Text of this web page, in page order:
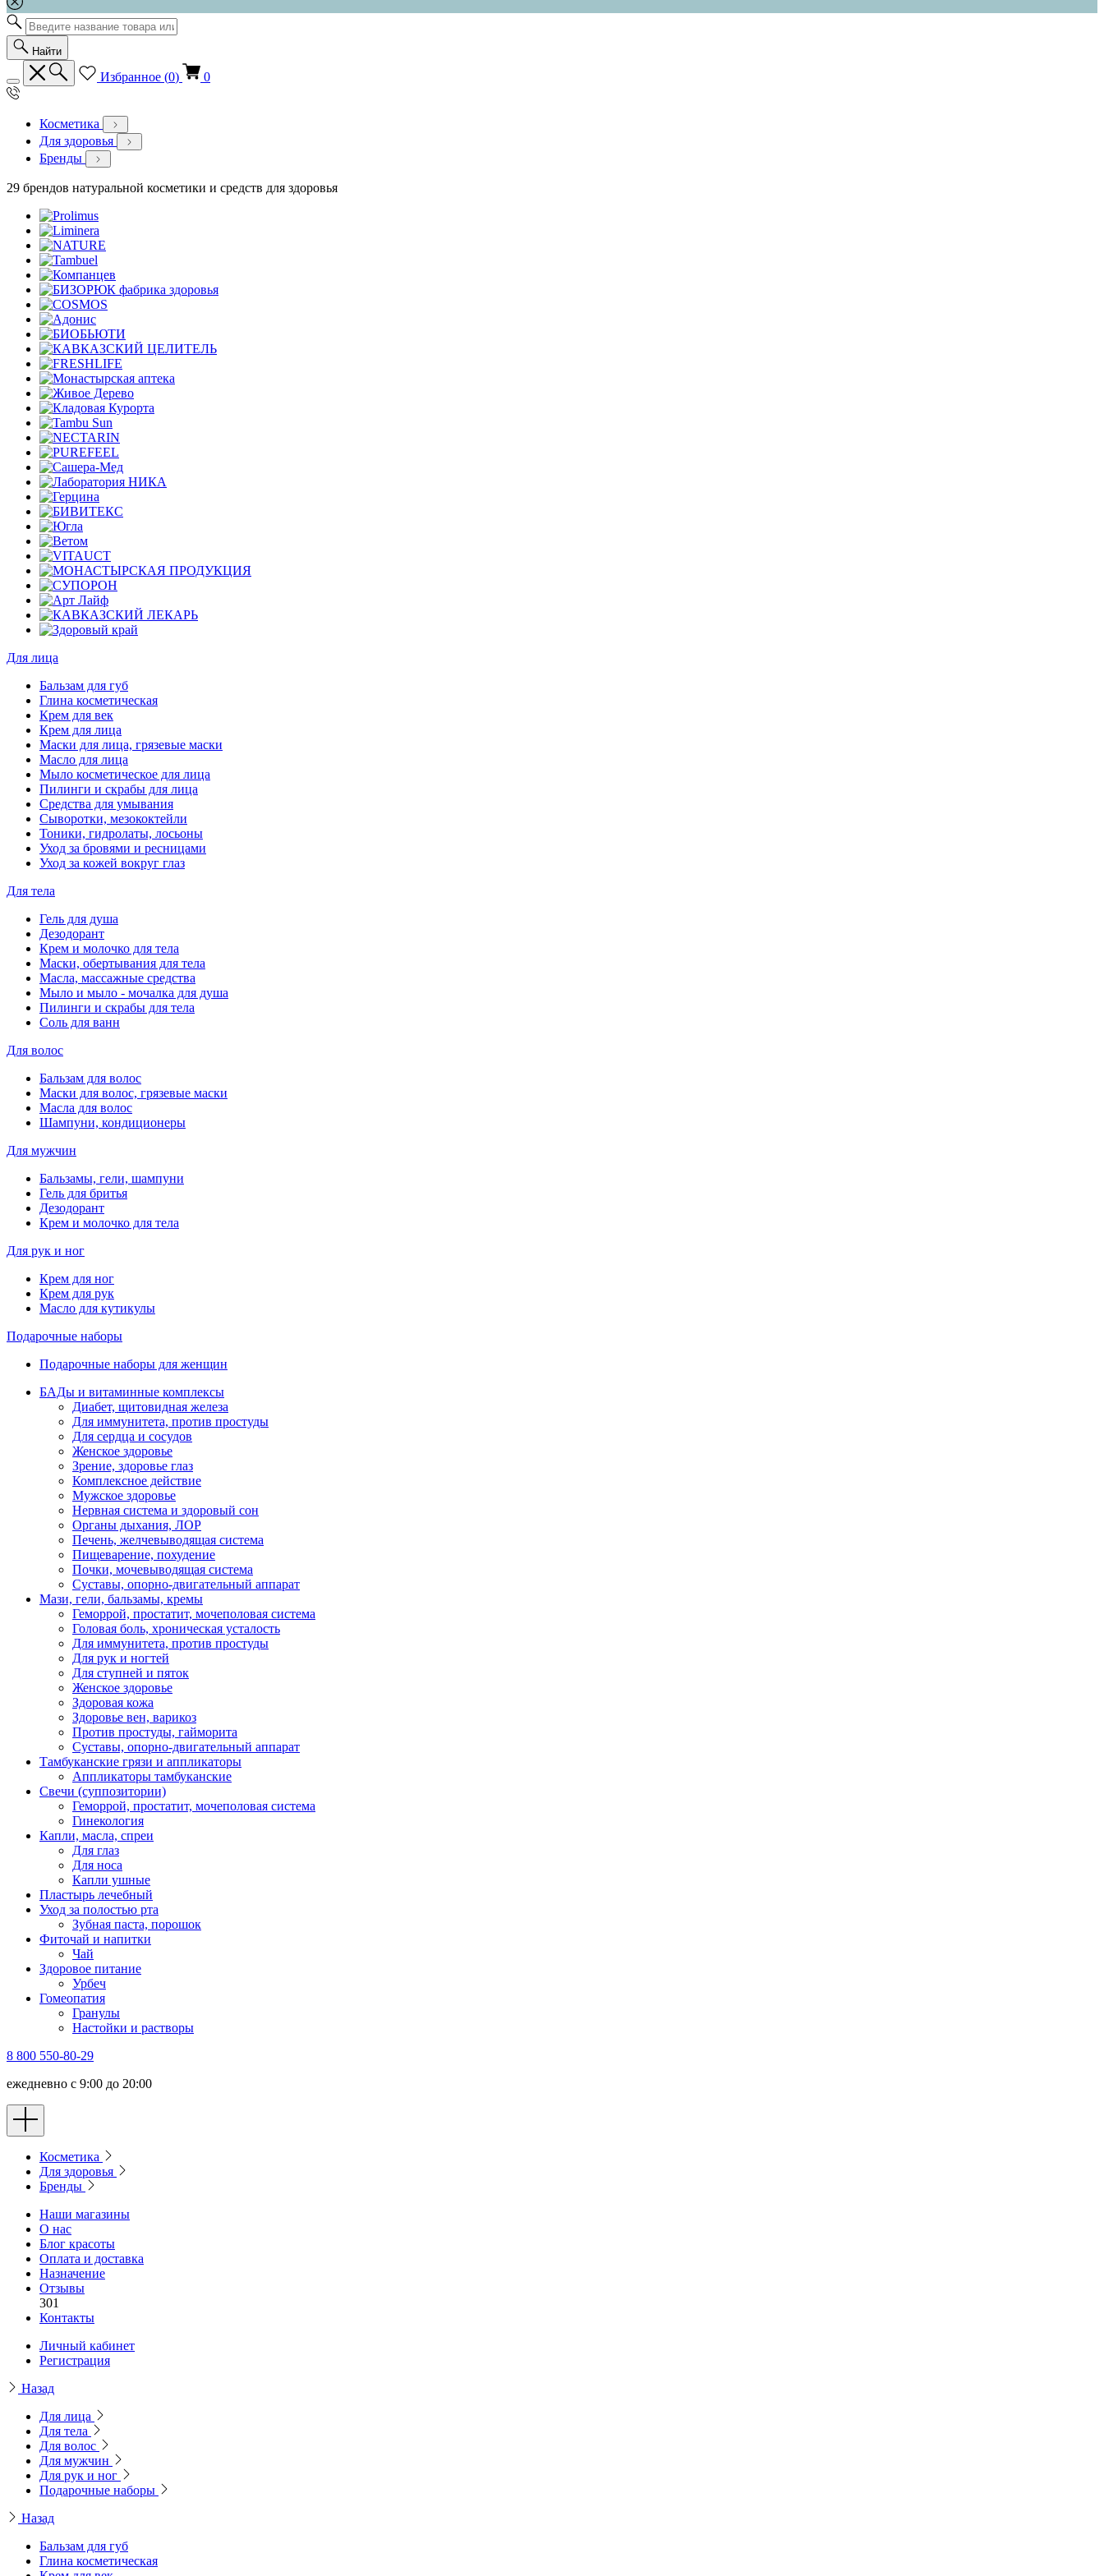
Найти
Избранное (0) 0
Косметика
Для здоровья
Бренды
29 брендов натуральной косметики и средств для здоровья
Для лица
Бальзам для губ
Глина косметическая
Крем для век
Крем для лица
Маски для лица, грязевые маски
Масло для лица
Мыло косметическое для лица
Пилинги и скрабы для лица
Средства для умывания
Сыворотки, мезококтейли
Тоники, гидролаты, лосьоны
Уход за бровями и ресницами
Уход за кожей вокруг глаз
Для тела
Гель для душа
Дезодорант
Крем и молочко для тела
Маски, обертывания для тела
Масла, массажные средства
Мыло и мыло - мочалка для душа
Пилинги и скрабы для тела
Соль для ванн
Для волос
Бальзам для волос
Маски для волос, грязевые маски
Масла для волос
Шампуни, кондиционеры
Для мужчин
Бальзамы, гели, шампуни
Гель для бритья
Дезодорант
Крем и молочко для тела
Для рук и ног
Крем для ног
Крем для рук
Масло для кутикулы
Подарочные наборы
Подарочные наборы для женщин
БАДы и витаминные комплексы
Диабет, щитовидная железа
Для иммунитета, против простуды
Для сердца и сосудов
Женское здоровье
Зрение, здоровье глаз
Комплексное действие
Мужское здоровье
Нервная система и здоровый сон
Органы дыхания, ЛОР
Печень, желчевыводящая система
Пищеварение, похудение
Почки, мочевыводящая система
Суставы, опорно-двигательный аппарат
Мази, гели, бальзамы, кремы
Геморрой, простатит, мочеполовая система
Головая боль, хроническая усталость
Для иммунитета, против простуды
Для рук и ногтей
Для ступней и пяток
Женское здоровье
Здоровая кожа
Здоровье вен, варикоз
Против простуды, гайморита
Суставы, опорно-двигательный аппарат
Тамбуканские грязи и аппликаторы
Аппликаторы тамбуканские
Свечи (суппозитории)
Геморрой, простатит, мочеполовая система
Гинекология
Капли, масла, спреи
Для глаз
Для носа
Капли ушные
Пластырь лечебный
Уход за полостью рта
Зубная паста, порошок
Фиточай и напитки
Чай
Здоровое питание
Урбеч
Гомеопатия
Гранулы
Настойки и растворы
8 800 550-80-29
ежедневно с 9:00 до 20:00
Косметика
Для здоровья
Бренды
Наши магазины
О нас
Блог красоты
Оплата и доставка
Назначение
Отзывы
301
Контакты
Личный кабинет
Регистрация
Назад
Для лица
Для тела
Для волос
Для мужчин
Для рук и ног
Подарочные наборы
Назад
Бальзам для губ
Глина косметическая